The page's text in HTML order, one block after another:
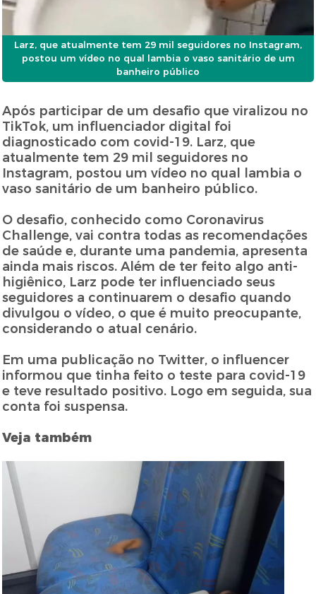
Larz, que atualmente tem 29 mil seguidores no Instagram,
postou um vídeo no qual lambia o vaso sanitário de um
banheiro público
Após participar de um desafio que viralizou no
TikTok, um influenciador digital foi
diagnosticado com covid-19. Larz, que
atualmente tem 29 mil seguidores no
Instagram, postou um vídeo no qual lambia o
vaso sanitário de um banheiro público.
O desafio, conhecido como Coronavirus
Challenge, vai contra todas as recomendações
de saúde e, durante uma pandemia, apresenta
ainda mais riscos. Além de ter feito algo anti-
higiênico, Larz pode ter influenciado seus
seguidores a continuarem o desafio quando
divulgou o vídeo, o que é muito preocupante,
considerando o atual cenário.
Em uma publicação no Twitter, o influencer
informou que tinha feito o teste para covid-19
e teve resultado positivo. Logo em seguida, sua
conta foi suspensa.
Veja também